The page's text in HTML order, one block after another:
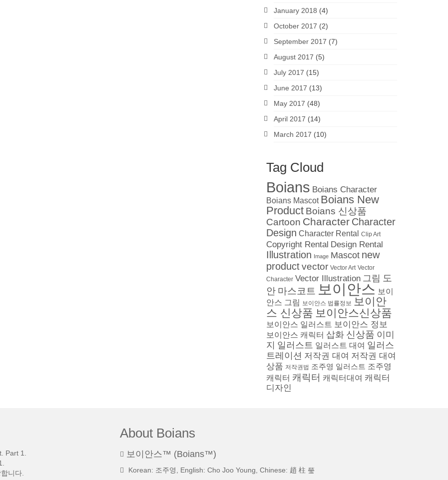
January 2018 (4)
October 2017 (2)
September 2017 (7)
August 2017 (5)
July 2017 (15)
June 2017 (13)
May 2017 (48)
April 2017 (14)
March 2017 (10)
Tag Cloud
Boians Boians Character
Boians Mascot Boians New
Product Boians 신상품
Cartoon Character Character
Design Character Rental Clip Art
Copyright Rental Design Rental
Illustration Image Mascot new
product vector Vector Art Vector
Character Vector Illustration 그림 도
안 마스코트 보이안스 보이
안스 그림 보이안스 법률정보 보이안
스 신상품 보이안스신상품
보이안스 일러스트 보이안스 정보
보이안스 캐릭터 삽화 신상품 이미
지 일러스트 일러스트 대여 일러스
트레이션 저작권 대여 저작권 대여
상품 저작권법 조주영 일러스트 조주영
캐릭터 캐릭터 캐릭터대여 캐릭터
디자인
Part 1.
니다.
About Boians
보이안스™ (Boians™)
Korean: 조주영, English: Cho Joo Young, Chinese: 趙 柱 瑩